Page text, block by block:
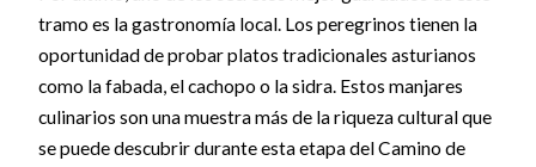
tramo es la gastronomía local. Los peregrinos tienen la
oportunidad de probar platos tradicionales asturianos
como la fabada, el cachopo o la sidra. Estos manjares
culinarios son una muestra más de la riqueza cultural que
se puede descubrir durante esta etapa del Camino de